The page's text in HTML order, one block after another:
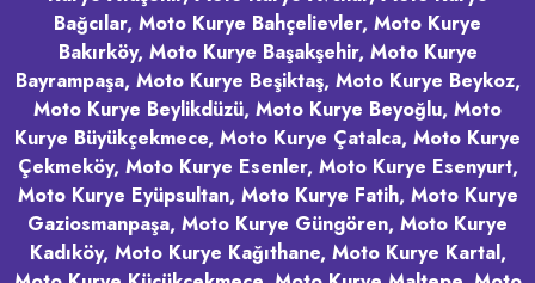
Bağcılar, Moto Kurye Bahçelievler, Moto Kurye
Bakırköy, Moto Kurye Başakşehir, Moto Kurye
Bayrampaşa, Moto Kurye Beşiktaş, Moto Kurye Beykoz,
Moto Kurye Beylikdüzü, Moto Kurye Beyoğlu, Moto
Kurye Büyükçekmece, Moto Kurye Çatalca, Moto Kurye
Çekmeköy, Moto Kurye Esenler, Moto Kurye Esenyurt,
Moto Kurye Eyüpsultan, Moto Kurye Fatih, Moto Kurye
Gaziosmanpaşa, Moto Kurye Güngören, Moto Kurye
Kadıköy, Moto Kurye Kağıthane, Moto Kurye Kartal,